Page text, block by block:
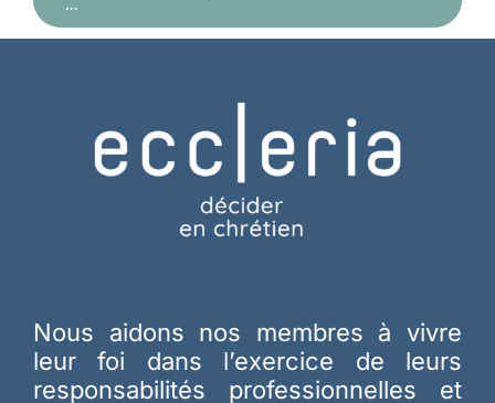
Nous aidons nos membres à vivre
leur foi dans l’exercice de leurs
responsabilités professionnelles et